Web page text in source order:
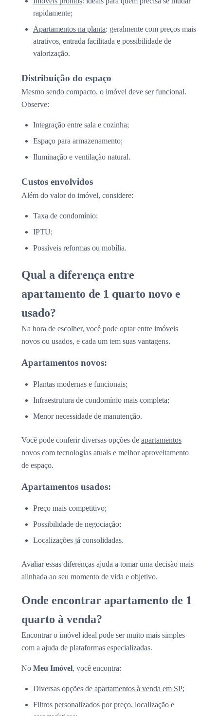
rapidamente;
Apartamentos na planta: geralmente com preços mais
atrativos, entrada facilitada e possibilidade de
valorização.
Distribuição do espaço
Mesmo sendo compacto, o imóvel deve ser funcional.
Observe:
Integração entre sala e cozinha;
Espaço para armazenamento;
Iluminação e ventilação natural.
Custos envolvidos
Além do valor do imóvel, considere:
Taxa de condomínio;
IPTU;
Possíveis reformas ou mobília.
Qual a diferença entre
apartamento de 1 quarto novo e
usado?
Na hora de escolher, você pode optar entre imóveis
novos ou usados, e cada um tem suas vantagens.
Apartamentos novos:
Plantas modernas e funcionais;
Infraestrutura de condomínio mais completa;
Menor necessidade de manutenção.
Você pode conferir diversas opções de apartamentos
novos com tecnologias atuais e melhor aproveitamento
de espaço.
Apartamentos usados:
Preço mais competitivo;
Possibilidade de negociação;
Localizações já consolidadas.
Avaliar essas diferenças ajuda a tomar uma decisão mais
alinhada ao seu momento de vida e objetivo.
Onde encontrar apartamento de 1
quarto à venda?
Encontrar o imóvel ideal pode ser muito mais simples
com a ajuda de plataformas especializadas.
No Meu Imóvel, você encontra:
Diversas opções de apartamentos à venda em SP;
Filtros personalizados por preço, localização e